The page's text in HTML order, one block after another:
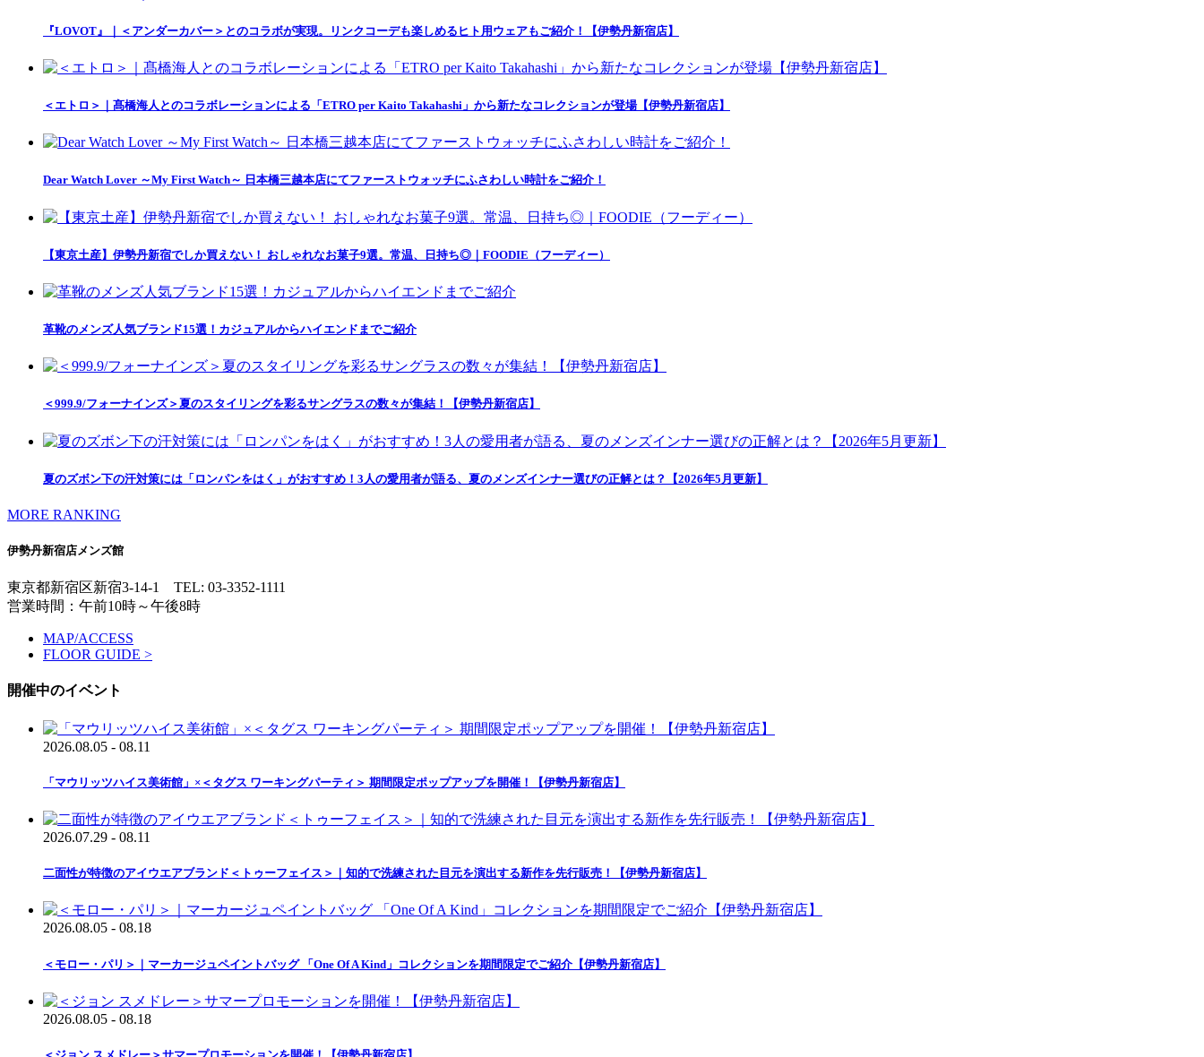
『LOVOT』｜＜アンダーカバー＞とのコラボが実現。リンクコーデも楽しめるヒト用ウェアもご紹介！【伊勢丹新宿店】
＜エトロ＞｜髙橋海人とのコラボレーションによる「ETRO per Kaito Takahashi」から新たなコレクションが登場【伊勢丹新宿店】
Dear Watch Lover ～My First Watch～ 日本橋三越本店にてファーストウォッチにふさわしい時計をご紹介！
【東京土産】伊勢丹新宿でしか買えない！ おしゃれなお菓子9選。常温、日持ち◎｜FOODIE（フーディー）
革靴のメンズ人気ブランド15選！カジュアルからハイエンドまでご紹介
＜999.9/フォーナインズ＞夏のスタイリングを彩るサングラスの数々が集結！【伊勢丹新宿店】
夏のズボン下の汗対策には「ロンパンをはく」がおすすめ！3人の愛用者が語る、夏のメンズインナー選びの正解とは？【2026年5月更新】
MORE RANKING
伊勢丹新宿店メンズ館
東京都新宿区新宿3-14-1 TEL: 03-3352-1111
営業時間：午前10時～午後8時
MAP/ACCESS
FLOOR GUIDE >
開催中のイベント
2026.08.05 - 08.11
「マウリッツハイス美術館」×＜タグス ワーキングパーティ＞ 期間限定ポップアップを開催！【伊勢丹新宿店】
2026.07.29 - 08.11
二面性が特徴のアイウエアブランド＜トゥーフェイス＞｜知的で洗練された目元を演出する新作を先行販売！【伊勢丹新宿店】
2026.08.05 - 08.18
＜モロー・パリ＞｜マーカージュペイントバッグ 「One Of A Kind」コレクションを期間限定でご紹介【伊勢丹新宿店】
2026.08.05 - 08.18